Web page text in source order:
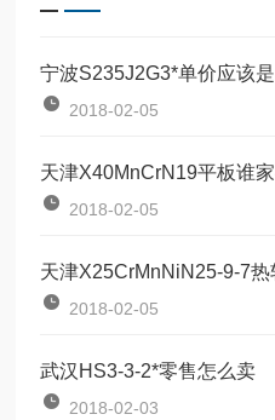
宁波S235J2G3*单价应该
2018-02-05
天津X40MnCrN19平板谁
2018-02-05
天津X25CrMnNiN25-9-7
2018-02-05
武汉HS3-3-2*零售怎么卖
2018-02-03